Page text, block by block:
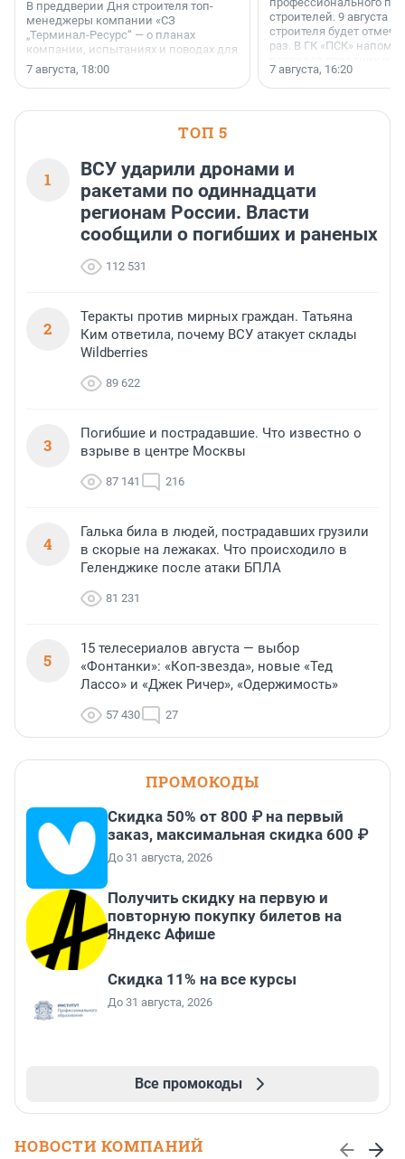
В преддверии Дня строителя топ-
менеджеры компании «СЗ
„Терминал-Ресурс“ — о планах
компании, испытаниях и поводах для
осторожного оптимизма.
7 августа, 18:00
строителей. 9 августа
строителя будет
раз. В ГК «ПСК»
поменялась роль
7 августа, 16:20
ТОП 5
1
ВСУ ударили дронами и
ракетами по одиннадцати
регионам России. Власти
сообщили о погибших и раненых
112 531
2
Теракты против мирных граждан. Татьяна
Ким ответила, почему ВСУ атакует склады
Wildberries
89 622
3
Погибшие и пострадавшие. Что известно о
взрыве в центре Москвы
87 141 216
4
Галька била в людей, пострадавших грузили
в скорые на лежаках. Что происходило в
Геленджике после атаки БПЛА
81 231
5
15 телесериалов августа — выбор
«Фонтанки»: «Коп-звезда», новые «Тед
Лассо» и «Джек Ричер», «Одержимость»
57 430 27
ПРОМОКОДЫ
Скидка 50% от 800 ₽ на первый
заказ, максимальная скидка 600 ₽
До 31 августа, 2026
Получить скидку на первую и
повторную покупку билетов на
Яндекс Афише
Скидка 11% на все курсы
До 31 августа, 2026
Все промокоды
НОВОСТИ КОМПАНИЙ